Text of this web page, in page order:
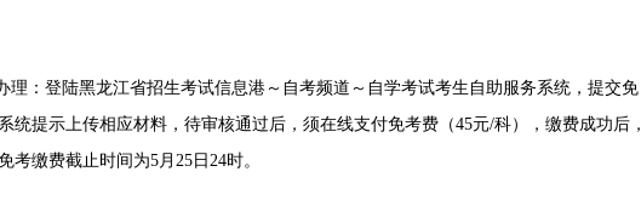
：登陆黑龙江省招生考试信息港～自考频道～自学考试考生自助服务系统，提交免
统提示上传相应材料，待审核通过后，须在线支付免考费（45元/科），缴费成功后，
考缴费截止时间为5月25日24时。